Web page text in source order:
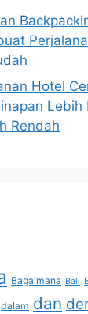
Hotel
Lebih
Rendah
Bagaimana Bali
dalam dan